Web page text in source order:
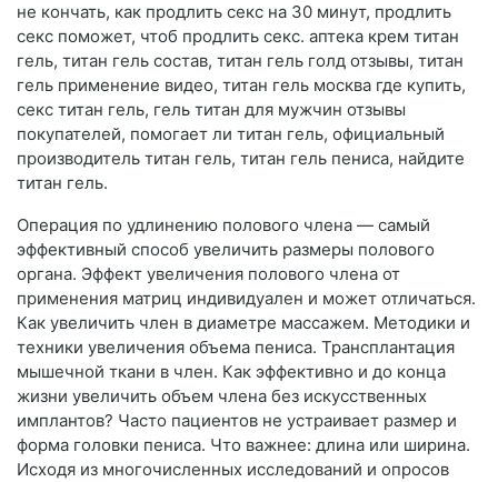
не кончать, как продлить секс на 30 минут, продлить
секс поможет, чтоб продлить секс. аптека крем титан
гель, титан гель состав, титан гель голд отзывы, титан
гель применение видео, титан гель москва где купить,
секс титан гель, гель титан для мужчин отзывы
покупателей, помогает ли титан гель, официальный
производитель титан гель, титан гель пениса, найдите
титан гель.
Операция по удлинению полового члена — самый
эффективный способ увеличить размеры полового
органа. Эффект увеличения полового члена от
применения матриц индивидуален и может отличаться.
Как увеличить член в диаметре массажем. Методики и
техники увеличения объема пениса. Трансплантация
мышечной ткани в член. Как эффективно и до конца
жизни увеличить объем члена без искусственных
имплантов? Часто пациентов не устраивает размер и
форма головки пениса. Что важнее: длина или ширина.
Исходя из многочисленных исследований и опросов